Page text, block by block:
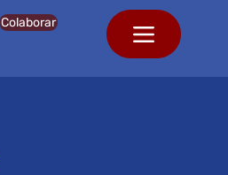
Colaborar